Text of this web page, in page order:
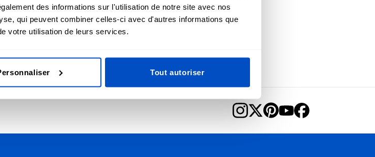
des informations sur l'utilisation de notre site avec nos
qui peuvent combiner celles-ci avec d'autres informations que
votre utilisation de leurs services.
Tout autoriser
jeu d'étiquettes à
12-18 MO ou 18-24